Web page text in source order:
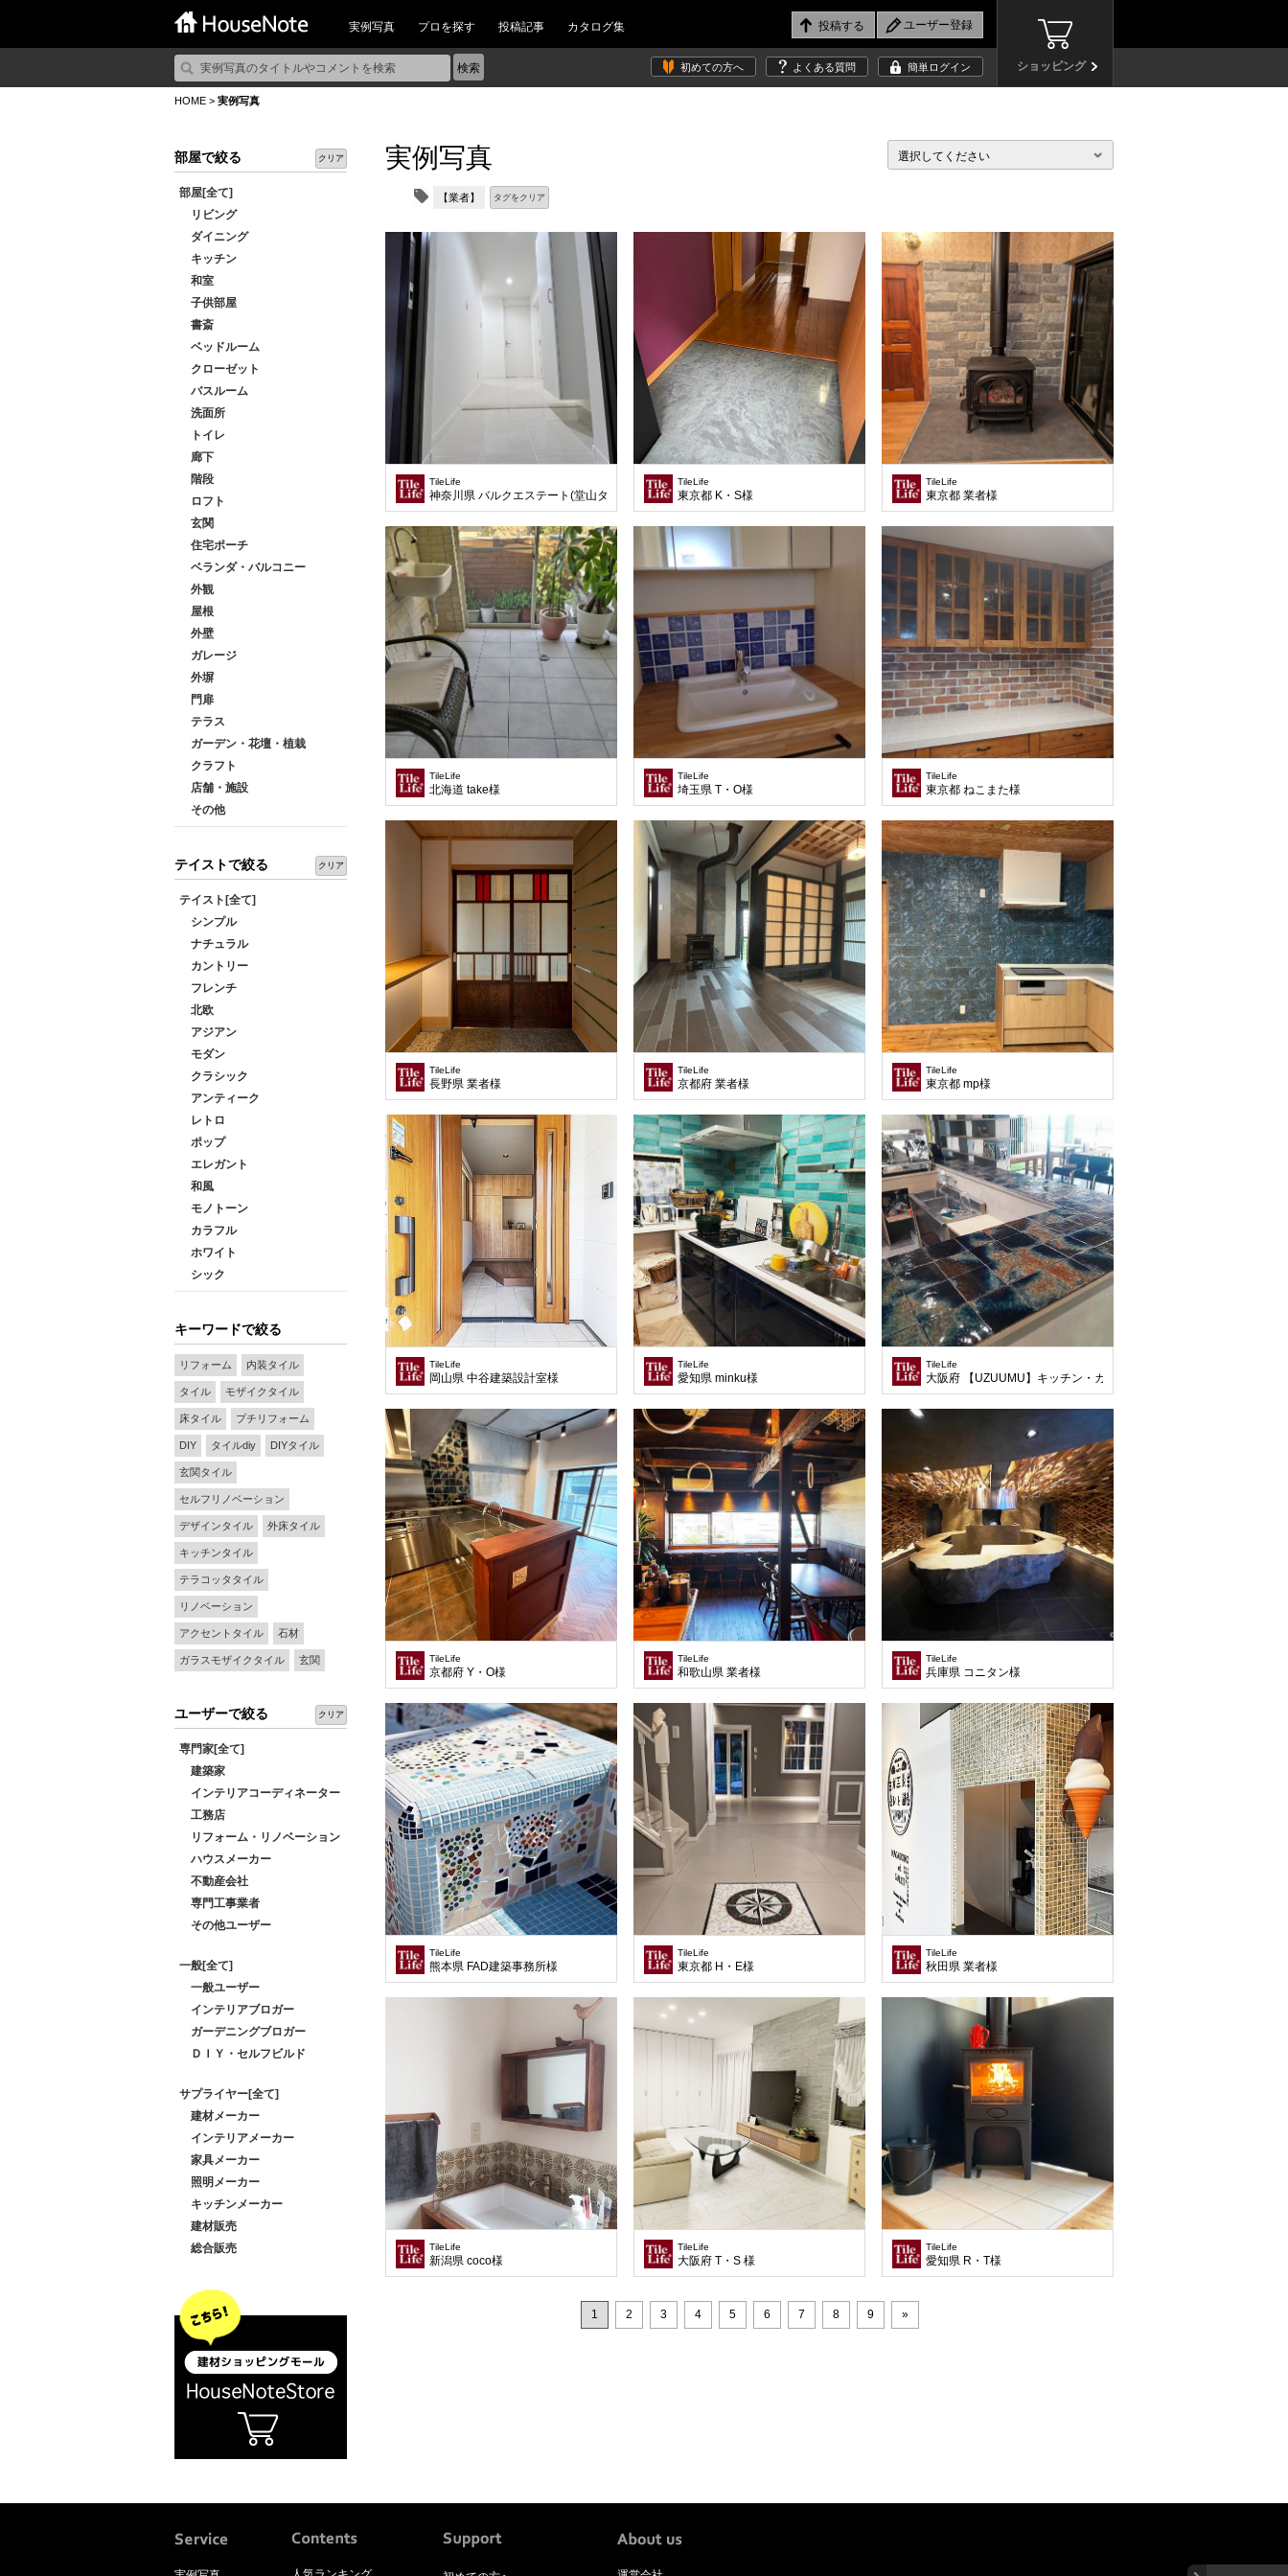
実例写真 プロを探す 投稿記事 カタログ集
ショッピング
初めての方へ よくある質問 簡単ログイン
HOME > 実例写真
部屋で絞る クリア
部屋[全て]
リビング
ダイニング
キッチン
和室
子供部屋
書斎
ベッドルーム
クローゼット
バスルーム
洗面所
トイレ
廊下
階段
ロフト
玄関
住宅ポーチ
ベランダ・バルコニー
外観
屋根
外壁
ガレージ
外塀
門扉
テラス
ガーデン・花壇・植栽
クラフト
店舗・施設
その他
テイストで絞る クリア
テイスト[全て]
シンプル
ナチュラル
カントリー
フレンチ
北欧
アジアン
モダン
クラシック
アンティーク
レトロ
ポップ
エレガント
和風
モノトーン
カラフル
ホワイト
シック
キーワードで絞る
リフォーム 内装タイル
タイル モザイクタイル
床タイル プチリフォーム
DIY タイルdiy DIYタイル
玄関タイル
セルフリノベーション
デザインタイル 外床タイル
キッチンタイル
テラコッタタイル
リノベーション
アクセントタイル 石材
ガラスモザイクタイル 玄関
ユーザーで絞る クリア
専門家[全て]
建築家
インテリアコーディネーター
工務店
リフォーム・リノベーション
ハウスメーカー
不動産会社
専門工事業者
その他ユーザー
一般[全て]
一般ユーザー
インテリアブロガー
ガーデニングブロガー
ＤＩＹ・セルフビルド
サプライヤー[全て]
建材メーカー
インテリアメーカー
家具メーカー
照明メーカー
キッチンメーカー
建材販売
総合販売
実例写真
【業者】 タグをクリア
選択してください
TileLife
神奈川県 バルクエステート(堂山タイル)様
TileLife
東京都 K・S様
TileLife
東京都 業者様
TileLife
北海道 take様
TileLife
埼玉県 T・O様
TileLife
東京都 ねこまた様
TileLife
長野県 業者様
TileLife
京都府 業者様
TileLife
東京都 mp様
TileLife
岡山県 中谷建築設計室様
TileLife
愛知県 minku様
TileLife
大阪府 【UZUUMU】キッチン・カウンター様
TileLife
京都府 Y・O様
TileLife
和歌山県 業者様
TileLife
兵庫県 コニタン様
TileLife
熊本県 FAD建築事務所様
TileLife
東京都 H・E様
TileLife
秋田県 業者様
TileLife
新潟県 coco様
TileLife
大阪府 T・S 様
TileLife
愛知県 R・T様
1 2 3 4 5 6 7 8 9 »